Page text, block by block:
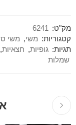
מק"ט:
6241
קטגוריות: משי, משי
תגיות: גופיות, חצאיות,
שמלות